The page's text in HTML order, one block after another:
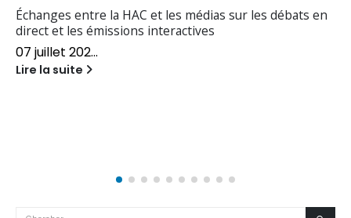
JOURNÉE D’ÉCHANGES SUR LA REPRÉSENTATION
ÉTHIQUE, INCLUSIVE ET PROTECTRICE DE L’IMAGE DE
L’ENFANT DANS LA PUBLICITÉ AU MALI
La Haute Autori...